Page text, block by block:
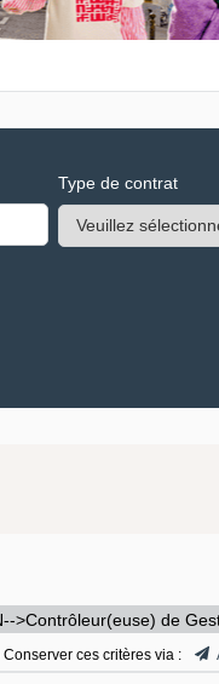
Type de contrat
>Contrôleur(euse) de
Conserver ces critères via :